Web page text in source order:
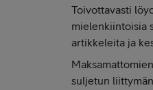
Toivottavasti
mielenkiintoisia
artikkeleita ja
suljetun